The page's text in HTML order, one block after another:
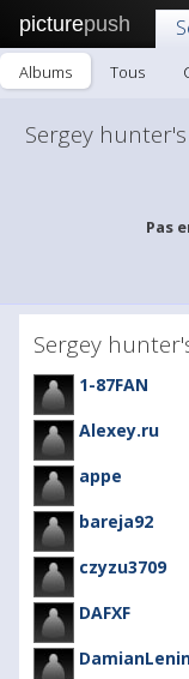
picturepush
Albums Tous
Sergey
Pas
Sergey
1-87FAN
Alexey.ru
appe
bareja92
czyzu3709
DAFXF